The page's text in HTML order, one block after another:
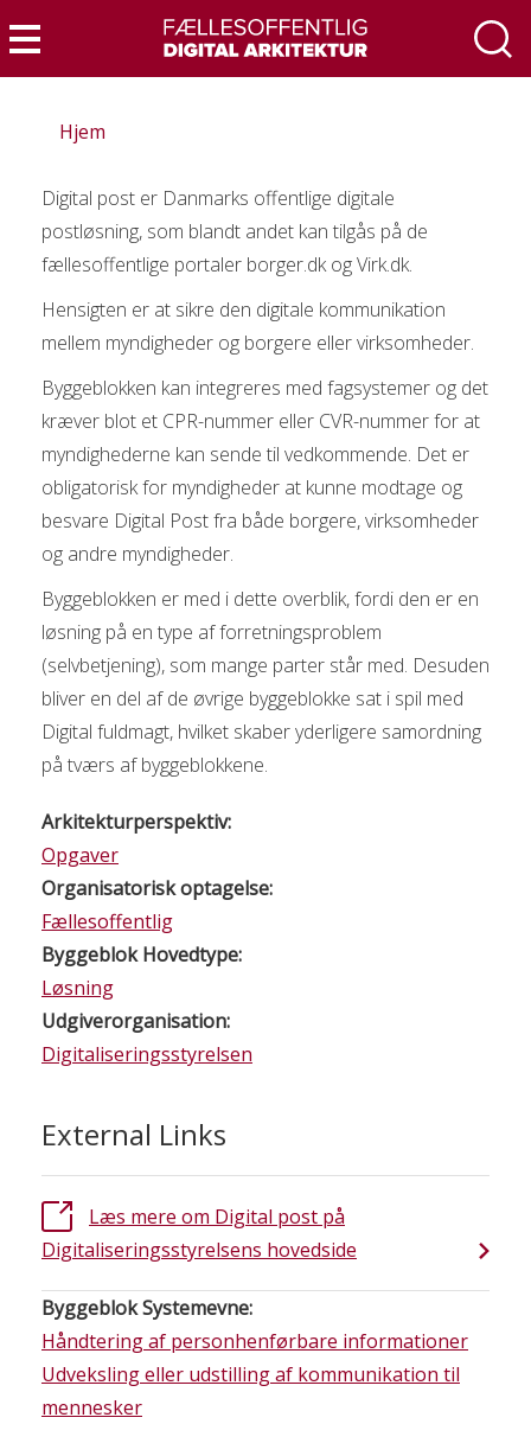
til
hovedindhold
Menu
Hjem
Digital post er Danmarks offentlige digitale
postløsning, som blandt andet kan tilgås på de
fællesoffentlige portaler borger.dk og Virk.dk.
Hensigten er at sikre den digitale kommunikation
mellem myndigheder og borgere eller virksomheder.
Byggeblokken kan integreres med fagsystemer og det
kræver blot et CPR-nummer eller CVR-nummer for at
myndighederne kan sende til vedkommende. Det er
obligatorisk for myndigheder at kunne modtage og
besvare Digital Post fra både borgere, virksomheder
og andre myndigheder.
Byggeblokken er med i dette overblik, fordi den er en
løsning på en type af forretningsproblem
(selvbetjening), som mange parter står med. Desuden
bliver en del af de øvrige byggeblokke sat i spil med
Digital fuldmagt, hvilket skaber yderligere samordning
på tværs af byggeblokkene.
Arkitekturperspektiv:
Opgaver
Organisatorisk optagelse:
Fællesoffentlig
Byggeblok Hovedtype:
Løsning
Udgiverorganisation:
Digitaliseringsstyrelsen
External Links
Læs mere om Digital post på
Digitaliseringsstyrelsens hovedside
Byggeblok Systemevne:
Håndtering af personhenførbare informationer
Udveksling eller udstilling af kommunikation til
mennesker